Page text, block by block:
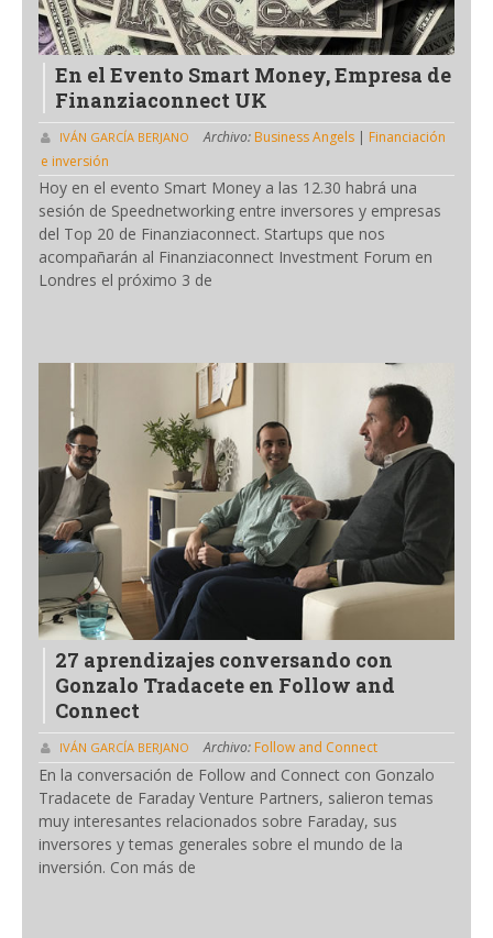
En el Evento Smart Money, Empresa de
Finanziaconnect UK
IVÁN GARCÍA BERJANO Archivo: Business Angels | Financiación
e inversión
Hoy en el evento Smart Money a las 12.30 habrá una
sesión de Speednetworking entre inversores y empresas
del Top 20 de Finanziaconnect. Startups que nos
acompañarán al Finanziaconnect Investment Forum en
Londres el próximo 3 de
27 aprendizajes conversando con
Gonzalo Tradacete en Follow and
Connect
IVÁN GARCÍA BERJANO Archivo: Follow and Connect
En la conversación de Follow and Connect con Gonzalo
Tradacete de Faraday Venture Partners, salieron temas
muy interesantes relacionados sobre Faraday, sus
inversores y temas generales sobre el mundo de la
inversión. Con más de